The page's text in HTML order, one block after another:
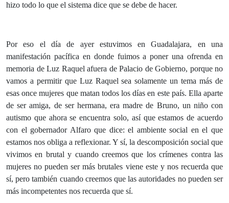
hizo todo lo que el sistema dice que se debe de hacer.
Por eso el día de ayer estuvimos en Guadalajara, en una
manifestación pacífica en donde fuimos a poner una ofrenda en
memoria de Luz Raquel afuera de Palacio de Gobierno, porque no
vamos a permitir que Luz Raquel sea solamente un tema más de
esas once mujeres que matan todos los días en este país. Ella aparte
de ser amiga, de ser hermana, era madre de Bruno, un niño con
autismo que ahora se encuentra solo, así que estamos de acuerdo
con el gobernador Alfaro que dice: el ambiente social en el que
estamos nos obliga a reflexionar. Y sí, la descomposición social que
vivimos en brutal y cuando creemos que los crímenes contra las
mujeres no pueden ser más brutales viene este y nos recuerda que
sí, pero también cuando creemos que las autoridades no pueden ser
más incompetentes nos recuerda que sí.